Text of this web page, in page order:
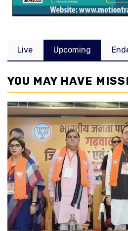
Live Upcoming
YOU MAY HAVE